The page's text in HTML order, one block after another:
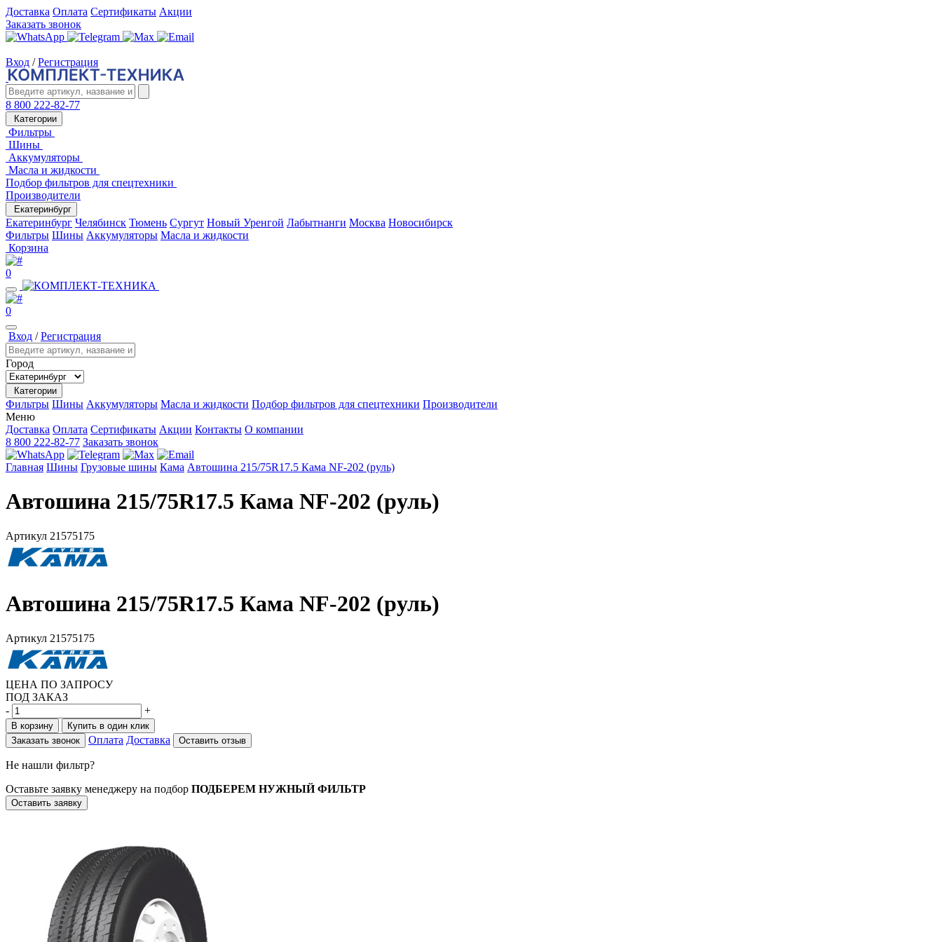
Доставка Оплата Сертификаты Акции
Заказать звонок
Вход / Регистрация
8 800 222-82-77
Категории
Фильтры
Шины
Аккумуляторы
Масла и жидкости
Подбор фильтров для спецтехники
Производители
Екатеринбург
Екатеринбург Челябинск Тюмень Сургут Новый Уренгой Лабытнанги Москва Новосибирск
Фильтры Шины Аккумуляторы Масла и жидкости
Корзина
0
0
Вход /Регистрация
Город
Категории
Фильтры Шины Аккумуляторы Масла и жидкости Подбор фильтров для спецтехники Производители
Меню
Доставка Оплата Сертификаты Акции Контакты О компании
8 800 222-82-77 Заказать звонок
Главная Шины Грузовые шины Кама Автошина 215/75R17.5 Кама NF-202 (руль)
Автошина 215/75R17.5 Кама NF-202 (руль)
Артикул 21575175
Автошина 215/75R17.5 Кама NF-202 (руль)
Артикул 21575175
ЦЕНА ПО ЗАПРОСУ
ПОД ЗАКАЗ
-
+
В корзину
Купить в один клик
Заказать звонок
Оплата Доставка Оставить отзыв
Не нашли фильтр?
Оставьте заявку менеджеру на подбор ПОДБЕРЕМ НУЖНЫЙ ФИЛЬТР
Оставить заявку